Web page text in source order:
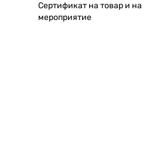
Сертификат на товар и на
мероприятие